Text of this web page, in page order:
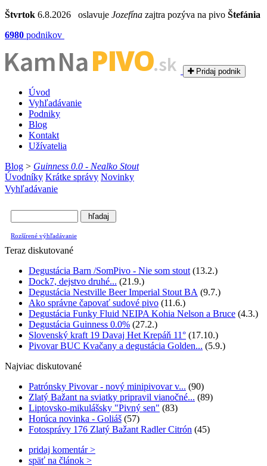
Štvrtok 6.8.2026 oslavuje Jozefína zajtra pozýva na pivo Štefánia
6980 podnikov
Kam NaPIVO.sk Pridaj podnik
Úvod
Vyhľadávanie
Podniky
Blog
Kontakt
Užívatelia
Blog > Guinness 0.0 - Nealko Stout
Úvodníky Krátke správy Novinky
Vyhľadávanie
Rozšírené výhľadávanie
Teraz diskutované
Degustácia Barn /SomPivo - Nie som stout (13.2.)
Dock7, dejstvo druhé... (21.9.)
Degustácia Nestville Beer Imperial Stout BA (9.7.)
Ako správne čapovať sudové pivo (11.6.)
Degustácia Funky Fluid NEIPA Kohia Nelson a Bruce (4.3.)
Degustácia Guinness 0.0% (27.2.)
Slovenský kraft 19 Davaj Het Krepáň 11° (17.10.)
Pivovar BUC Kvačany a degustácia Golden... (5.9.)
Najviac diskutované
Patrónsky Pivovar - nový minipivovar v... (90)
Zlatý Bažant na sviatky pripravil vianočné... (89)
Liptovsko-mikulášsky "Pivný sen" (83)
Horúca novinka - Goliáš (57)
Fotosprávy 176 Zlatý Bažant Radler Citrón (45)
pridaj komentár >
späť na článok >